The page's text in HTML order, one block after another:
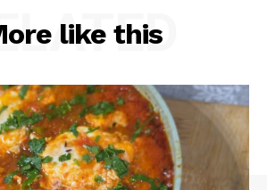
like this